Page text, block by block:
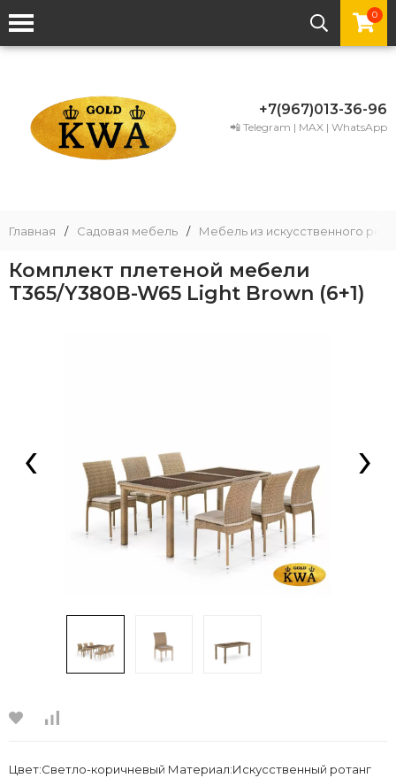
0
+7(967)013-36-96
📲 Telegram | MAX | WhatsApp
Главная / Садовая мебель / Мебель из искусственного
Комплект плетеной мебели
T365/Y380B-W65 Light Brown (6+1)
‹ ›
Цвет:Светло-коричневый Материал:Искусственный ротанг